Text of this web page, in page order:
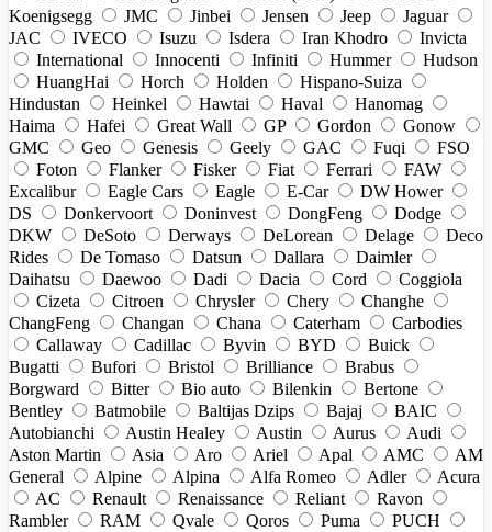
Koenigsegg
JMC Jinbei Jensen Jeep
Jaguar
JAC
IVECO Isuzu Isdera Iran Khodro
Invicta
International
Innocenti Infiniti Hummer
Hudson
HuangHai
Horch Holden
Hispano-Suiza
Hindustan
Heinkel Hawtai Haval
Hanomag
Haima
Hafei Great Wall GP Gordon
Gonow
GMC
Geo Genesis Geely GAC Fuqi
FSO
Foton
Flanker Fisker Fiat Ferrari
FAW
Excalibur
Eagle Cars Eagle E-Car
DW Hower
DS
Donkervoort Doninvest DongFeng
Dodge
DKW
DeSoto Derways DeLorean Delage
Deco
Rides
De Tomaso Datsun Dallara
Daimler
Daihatsu
Daewoo Dadi Dacia Cord
Coggiola
Cizeta
Citroen Chrysler Chery
Changhe
ChangFeng
Changan Chana Caterham
Carbodies
Callaway
Cadillac Byvin BYD
Buick
Bugatti
Bufori Bristol Brilliance
Brabus
Borgward
Bitter Bio auto Bilenkin
Bertone
Bentley
Batmobile Baltijas Dzips Bajaj
BAIC
Autobianchi
Austin Healey Austin Aurus
Audi
Aston Martin
Asia Aro Ariel Apal AMC
AM
General
Alpine Alpina Alfa Romeo Adler
Acura
AC
Renault Renaissance Reliant
Ravon
Rambler
RAM Qvale Qoros Puma
PUCH